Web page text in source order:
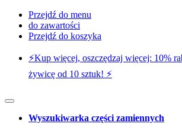
Przejdź do menu
do zawartości
Przejdź do koszyka
⚡️Kup więcej, oszczędzaj więcej: 10%
żywicę od 10 sztuk! ⚡️
Wyszukiwarka części zamiennych